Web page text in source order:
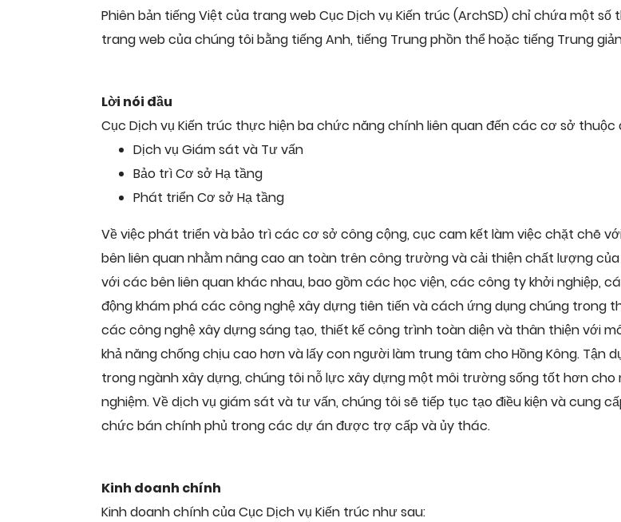
Phiên bản tiếng Việt của trang web Cục Dịch vụ Kiến trúc (ArchSD) chỉ chứa một
trang web của chúng tôi bằng tiếng Anh, tiếng Trung phồn thể hoặc tiếng Trung
Lời nói đầu
Cục Dịch vụ Kiến trúc thực hiện ba chức năng chính liên quan đến các cơ sở
Dịch vụ Giám sát và Tư vấn
Bảo trì Cơ sở Hạ tầng
Phát triển Cơ sở Hạ tầng
Về việc phát triển và bảo trì các cơ sở công cộng, cục cam kết làm việc chặt chẽ
bên liên quan nhằm nâng cao an toàn trên công trường và cải thiện chất lượng
với các bên liên quan khác nhau, bao gồm các học viện, các công ty khởi nghiệp,
động khám phá các công nghệ xây dựng tiên tiến và cách ứng dụng chúng trong
các công nghệ xây dựng sáng tạo, thiết kế công trình toàn diện và thân thiện với
khả năng chống chịu cao hơn và lấy con người làm trung tâm cho Hồng Kông. Tận
trong ngành xây dựng, chúng tôi nỗ lực xây dựng một môi trường sống tốt hơn
nghiệm. Về dịch vụ giám sát và tư vấn, chúng tôi sẽ tiếp tục tạo điều kiện và cung
chức bán chính phủ trong các dự án được trợ cấp và ủy thác.
Kinh doanh chính
Kinh doanh chính của Cục Dịch vụ Kiến trúc như sau: